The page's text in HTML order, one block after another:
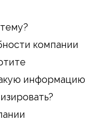
компании
информацию